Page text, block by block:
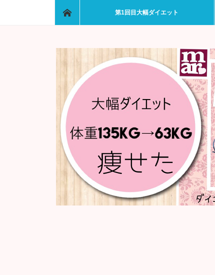
第1回目大幅ダイエット